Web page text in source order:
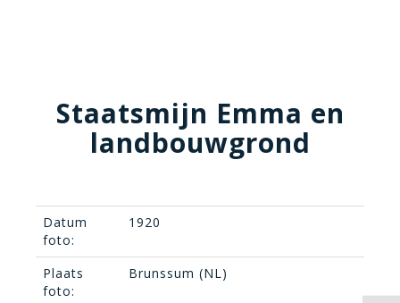
Staatsmijn Emma en
landbouwgrond
Datum
foto:
1920
Plaats
foto:
Brunssum (NL)